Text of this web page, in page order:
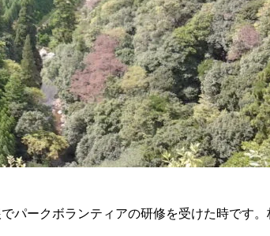
パークボランティアの研修を受けた時です。